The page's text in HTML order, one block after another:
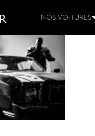
NOS VOITURES